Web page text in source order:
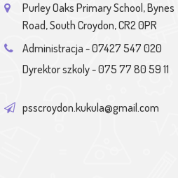
Purley Oaks Primary School, Bynes
Road, South Croydon, CR2 0PR
Administracja - 07427 547 020
Dyrektor szkoly - 075 77 80 59 11
psscroydon.kukula@gmail.com